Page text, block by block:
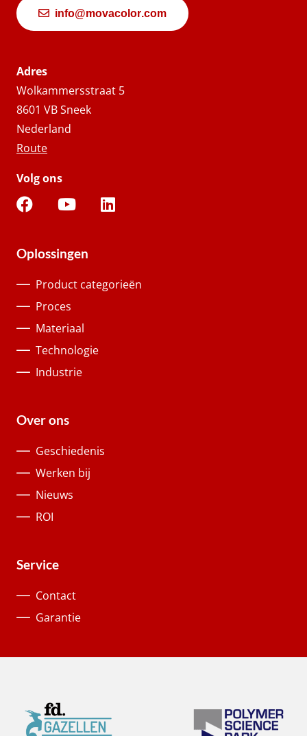
info@movacolor.com
Adres
Wolkammersstraat 5
8601 VB Sneek
Nederland
Route
Volg ons
Oplossingen
Product categorieën
Proces
Materiaal
Technologie
Industrie
Over ons
Geschiedenis
Werken bij
Nieuws
ROI
Service
Contact
Garantie